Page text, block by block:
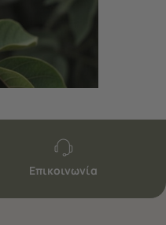
Επικοινωνία